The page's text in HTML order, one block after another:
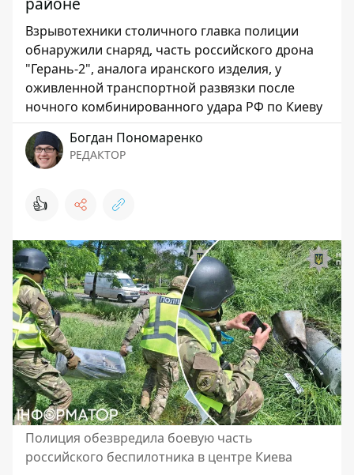
Взрывотехники столичного главка полиции
обнаружили снаряд, часть российского дрона
"Герань-2", аналога иранского изделия, у
оживленной транспортной развязки после
ночного комбинированного удара РФ по Киеву
Богдан Пономаренко
РЕДАКТОР
👍
Полиция обезвредила боевую часть
российского беспилотника в центре Киева